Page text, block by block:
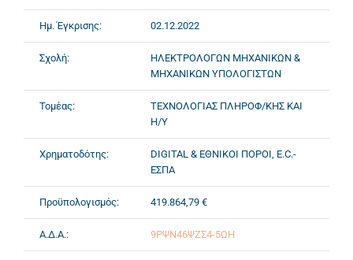
Ημ. Έγκρισης: 02.12.2022
Σχολή:
ΗΛΕΚΤΡΟΛΟΓΩΝ ΜΗΧΑΝΙΚΩΝ &
ΜΗΧΑΝΙΚΩΝ ΥΠΟΛΟΓΙΣΤΩΝ
Τομέας:
ΤΕΧΝΟΛΟΓΙΑΣ ΠΛΗΡΟΦ/ΚΗΣ ΚΑΙ
Η/Υ
Χρηματοδότης:
DIGITAL & ΕΘΝΙΚΟΙ ΠΟΡΟΙ, E.C.-
ΕΣΠΑ
Προϋπολογισμός: 419.864,79 €
Α.Δ.Α.: 9ΡΨΝ46ΨΖΣ4-5ΩΗ